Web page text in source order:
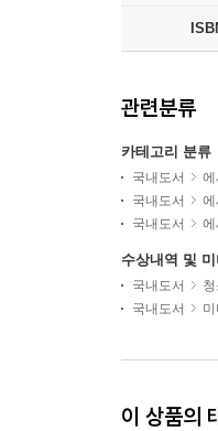
관련분류
카테고리 분류
국내도서 에
국내도서
에
국내도서
에
수상내역 및
국내도서
국내도서
이 상품의